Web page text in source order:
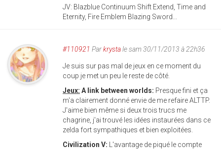
JV: Blazblue Continuum Shift Extend, Time and
Eternity, Fire Emblem Blazing Sword...
#110921 Parkrystale sam 30/11/2013 à 22h36
Je suis sur pas mal de jeux en ce moment du
coup je met un peu le reste de côté.
Jeux: A link between worlds: Presque fini et ça
m'a clairement donné envie de me refaire ALTTP.
J'aime bien même si deux trois trucs me
chagrine, j'ai trouvé les idées instaurées dans ce
zelda fort sympathiques et bien exploitées.
Civilization V: L'avantage de piqué le compte